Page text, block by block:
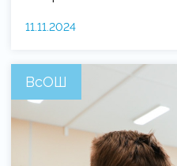
11.11.2024
ВсОШ